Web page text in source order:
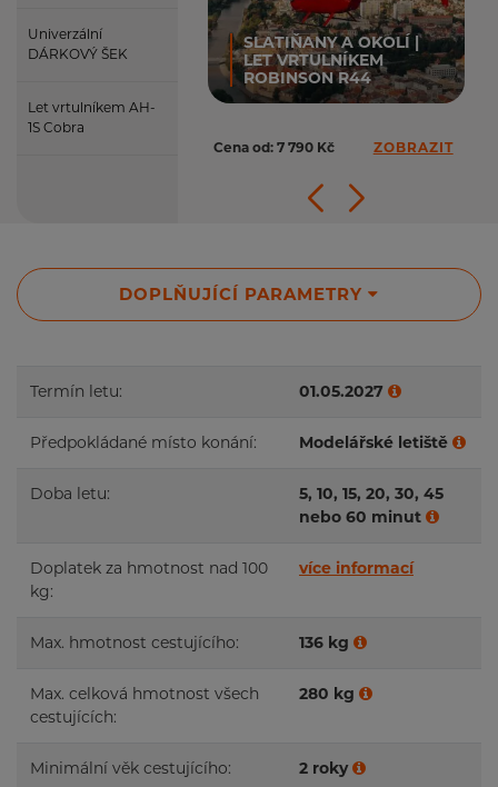
Univerzální
DÁRKOVÝ ŠEK
Let vrtulníkem AH-
1S Cobra
SLATIŇANY A OKOLÍ |
LET VRTULNÍKEM
ROBINSON R44
Cena od: 7 790 Kč ZOBRAZIT
DOPLŇUJÍCÍ PARAMETRY
Termín letu: 01.05.2027
Předpokládané místo konání: Modelářské letiště
Doba letu:
5, 10, 15, 20, 30, 45
nebo 60 minut
Doplatek za hmotnost nad 100
kg:
více informací
Max. hmotnost cestujícího: 136 kg
Max. celková hmotnost všech
cestujících:
280 kg
Minimální věk cestujícího: 2 roky